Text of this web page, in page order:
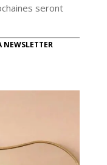
seront
NEWSLETTER